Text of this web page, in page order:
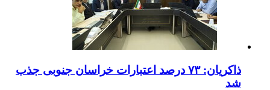
ذاکریان: ۷۳ درصد اعتبارات خراسان جنوبی جذب
شد